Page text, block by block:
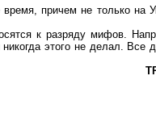
причем не только на
к разряду мифов.
этого не делал. Все